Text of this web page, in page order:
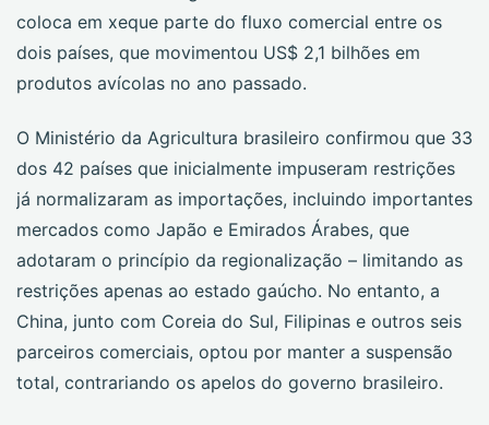
coloca em xeque parte do fluxo comercial entre os
dois países, que movimentou US$ 2,1 bilhões em
produtos avícolas no ano passado.
O Ministério da Agricultura brasileiro confirmou que 33
dos 42 países que inicialmente impuseram restrições
já normalizaram as importações, incluindo importantes
mercados como Japão e Emirados Árabes, que
adotaram o princípio da regionalização – limitando as
restrições apenas ao estado gaúcho. No entanto, a
China, junto com Coreia do Sul, Filipinas e outros seis
parceiros comerciais, optou por manter a suspensão
total, contrariando os apelos do governo brasileiro.